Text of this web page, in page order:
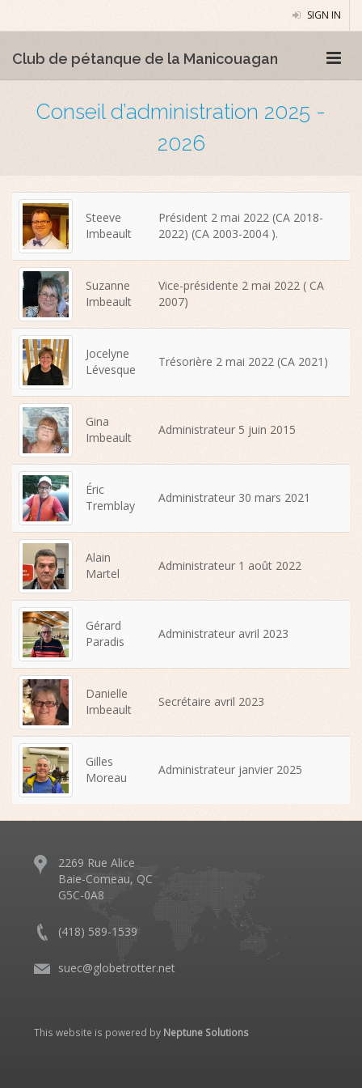
SIGN IN
Club de pétanque de la Manicouagan
Conseil d’administration 2025 -
2026
Steeve
Imbeault
Président 2 mai 2022 (CA 2018-
2022) (CA 2003-2004 ).
Suzanne
Imbeault
Vice-présidente 2 mai 2022 ( CA
2007)
Jocelyne
Lévesque
Trésorière 2 mai 2022 (CA 2021)
Gina
Imbeault
Administrateur 5 juin 2015
Éric
Tremblay
Administrateur 30 mars 2021
Alain
Martel
Administrateur 1 août 2022
Gérard
Paradis
Administrateur avril 2023
Danielle
Imbeault
Secrétaire avril 2023
Gilles
Moreau
Administrateur janvier 2025
2269 Rue Alice
Baie-Comeau, QC
G5C-0A8
(418) 589-1539
suec@globetrotter.net
This website is powered by Neptune Solutions